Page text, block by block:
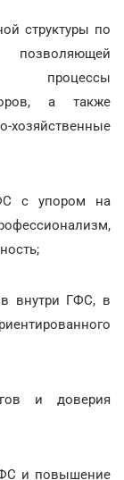
структуры по
процессы
а также
с упором на
внутри ГФС, в
и доверия
и повышение